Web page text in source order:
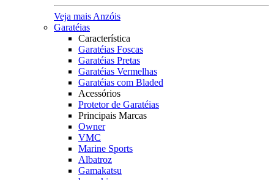
Veja mais Anzóis
Garatéias
Característica
Garatéias Foscas
Garatéias Pretas
Garatéias Vermelhas
Garatéias com Bladed
Acessórios
Protetor de Garatéias
Principais Marcas
Owner
VMC
Marine Sports
Albatroz
Gamakatsu